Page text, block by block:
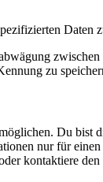
Daten
zu
Du
nur für
kontaktiere